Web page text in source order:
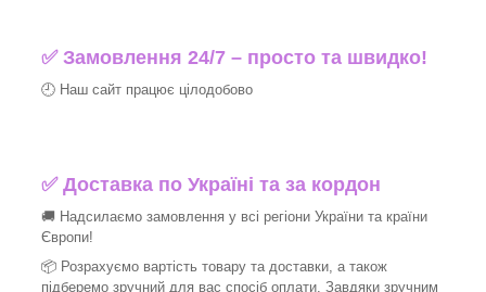
✅ Замовлення 24/7 – просто та швидко!
🕘 Наш сайт працює цілодобово
✅ Доставка по Україні та за кордон
🚚 Надсилаємо замовлення у всі регіони України та країни
Європи!
📦 Розрахуємо вартість товару та доставки, а також
підберемо зручний для вас спосіб оплати. Завдяки зручним